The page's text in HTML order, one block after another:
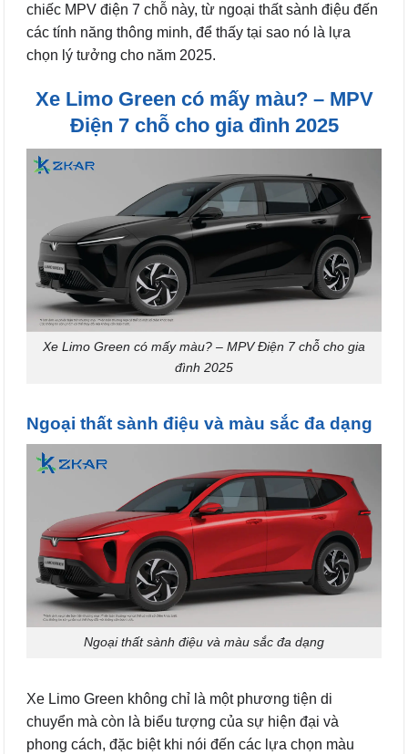
chiếc MPV điện 7 chỗ này, từ ngoại thất sành điệu đến
các tính năng thông minh, để thấy tại sao nó là lựa
chọn lý tưởng cho năm 2025.
Xe Limo Green có mấy màu? – MPV
Điện 7 chỗ cho gia đình 2025
Xe Limo Green có mấy màu? – MPV Điện 7 chỗ cho gia
đình 2025
Ngoại thất sành điệu và màu sắc đa dạng
Ngoại thất sành điệu và màu sắc đa dạng
Xe Limo Green không chỉ là một phương tiện di
chuyển mà còn là biểu tượng của sự hiện đại và
phong cách, đặc biệt khi nói đến các lựa chọn màu